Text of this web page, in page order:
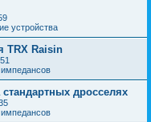
устройства
TRX Raisin
дросселях